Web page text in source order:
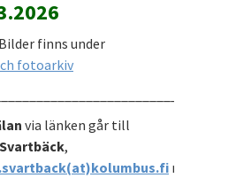
finns under
fotoarkiv
via länken går till
,
mobil